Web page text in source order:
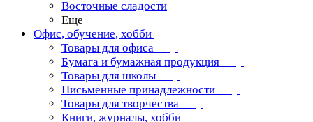
Восточные сладости
Еще
Офис, обучение, хобби
Товары для офиса
Бумага и бумажная продукция
Товары для школы
Письменные принадлежности
Товары для творчества
Книги, журналы, хобби